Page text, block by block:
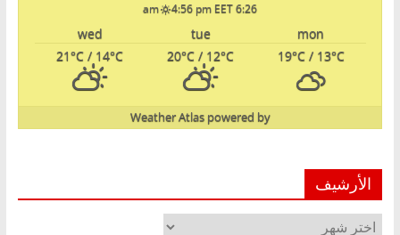
6:26 am
4:56 pm EET
mon
tue
wed
19°C/ 13°C
20°C / 12°C
21°C / 14°C
powered by
Weather Atlas
الأرشيف
الأرشيف